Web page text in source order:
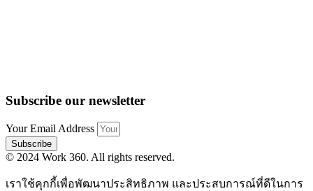
Subscribe our newsletter
Your Email Address
Subscribe
© 2024 Work 360. All rights reserved.
เราใช้คุกกี้เพื่อพัฒนาประสิทธิภาพ และประสบการณ์ที่ดีในการ